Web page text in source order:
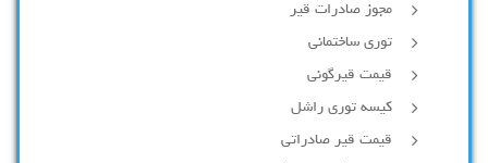
مجوز صادرات قیر
توری ساختمانی
قیمت قیرگونی
کیسه توری راشل
قیمت قیر صادراتی